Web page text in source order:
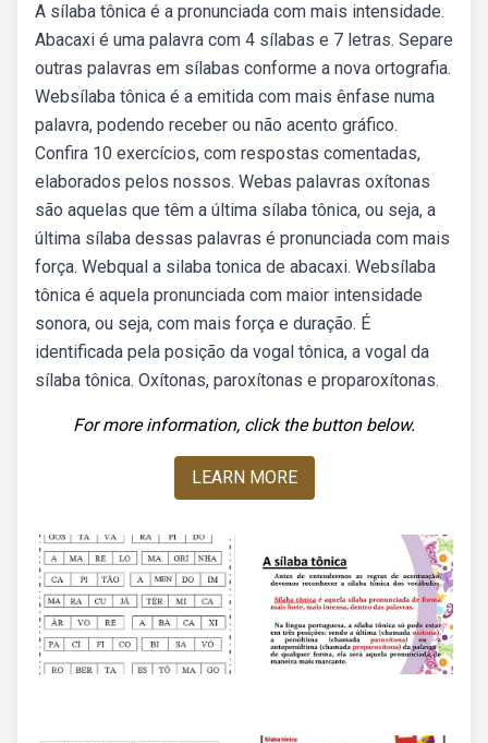
A sílaba tônica é a pronunciada com mais intensidade.
Abacaxi é uma palavra com 4 sílabas e 7 letras. Separe
outras palavras em sílabas conforme a nova ortografia.
Websílaba tônica é a emitida com mais ênfase numa
palavra, podendo receber ou não acento gráfico.
Confira 10 exercícios, com respostas comentadas,
elaborados pelos nossos. Webas palavras oxítonas
são aquelas que têm a última sílaba tônica, ou seja, a
última sílaba dessas palavras é pronunciada com mais
força. Webqual a silaba tonica de abacaxi. Websílaba
tônica é aquela pronunciada com maior intensidade
sonora, ou seja, com mais força e duração. É
identificada pela posição da vogal tônica, a vogal da
sílaba tônica. Oxítonas, paroxítonas e proparoxítonas.
For more information, click the button below.
LEARN MORE